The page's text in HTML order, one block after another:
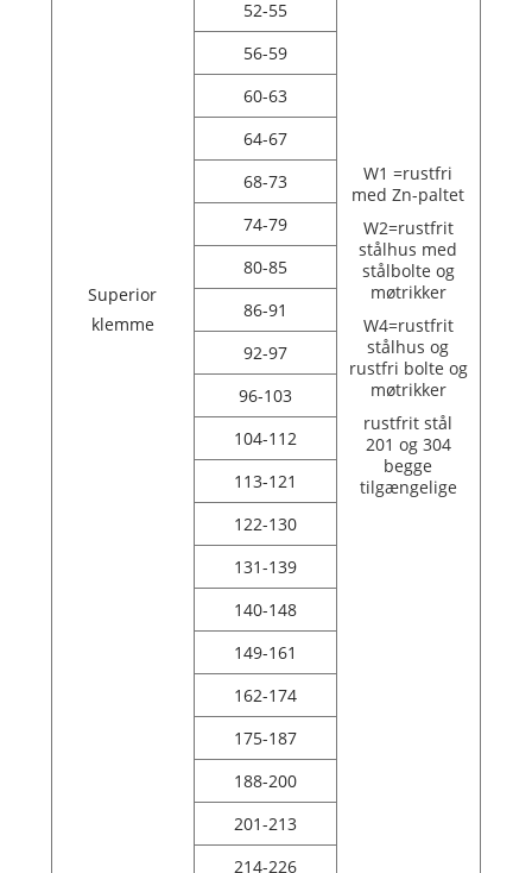
Superior
klemme
W1 =rustfri
med Zn-paltet
W2=rustfrit
stålhus med
stålbolte og
møtrikker
W4=rustfrit
stålhus og
rustfri bolte og
møtrikker
rustfrit stål
201 og 304
begge
tilgængelige
52-55
56-59
60-63
64-67
68-73
74-79
80-85
86-91
92-97
96-103
104-112
113-121
122-130
131-139
140-148
149-161
162-174
175-187
188-200
201-213
214-226